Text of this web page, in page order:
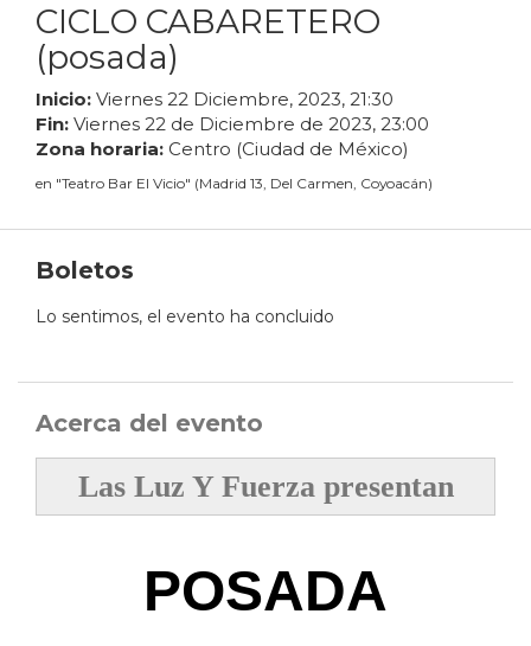
CICLO CABARETERO
(posada)
Inicio: Viernes 22 Diciembre, 2023, 21:30
Fin: Viernes 22 de Diciembre de 2023, 23:00
Zona horaria: Centro (Ciudad de México)
en "Teatro Bar El Vicio" (Madrid 13, Del Carmen, Coyoacán)
Boletos
Lo sentimos, el evento ha concluido
Acerca del evento
Las Luz Y Fuerza presentan
POSADA